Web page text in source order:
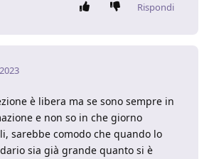
Rispondi
è libera ma se sono sempre in
e non so in che giorno
sarebbe comodo che quando lo
sia già grande quanto si è